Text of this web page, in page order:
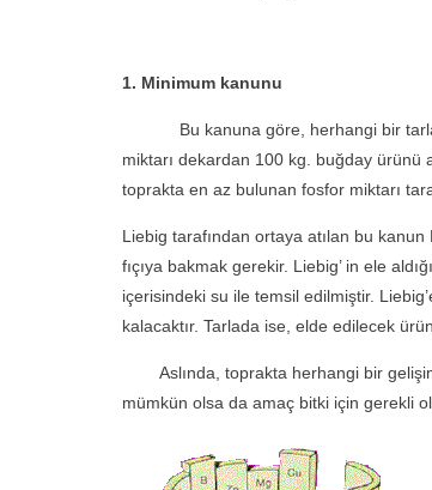
1. Minimum kanunu
Bu kanuna göre, herhangi bir tarla
miktarı dekardan 100 kg. buğday ürünü
toprakta en az bulunan fosfor miktarı
Liebig tarafından ortaya atılan bu
fıçıya bakmak gerekir. Liebig’ in ele
içerisindeki su ile temsil edilmiştir.
kalacaktır. Tarlada ise, elde edilecek
Aslında, toprakta herhangi bir gelişim
mümkün olsa da amaç bitki için gerekli